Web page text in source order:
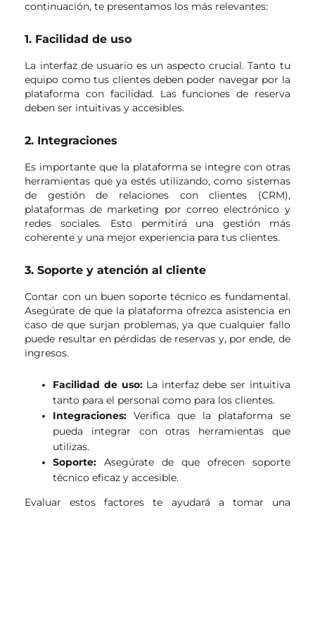
continuación, te presentamos los más relevantes:
1. Facilidad de uso
La interfaz de usuario es un aspecto crucial. Tanto tu
equipo como tus clientes deben poder navegar por la
plataforma con facilidad. Las funciones de reserva
deben ser intuitivas y accesibles.
2. Integraciones
Es importante que la plataforma se integre con otras
herramientas que ya estés utilizando, como sistemas
de gestión de relaciones con clientes (CRM),
plataformas de marketing por correo electrónico y
redes sociales. Esto permitirá una gestión más
coherente y una mejor experiencia para tus clientes.
3. Soporte y atención al cliente
Contar con un buen soporte técnico es fundamental.
Asegúrate de que la plataforma ofrezca asistencia en
caso de que surjan problemas, ya que cualquier fallo
puede resultar en pérdidas de reservas y, por ende, de
ingresos.
Facilidad de uso:La interfaz debe ser intuitiva
tanto para el personal como para los clientes.
Integraciones: Verifica que la plataforma se
pueda integrar con otras herramientas que
utilizas.
Soporte: Asegúrate de que ofrecen soporte
técnico eficaz y accesible.
Evaluar estos factores te ayudará a tomar una